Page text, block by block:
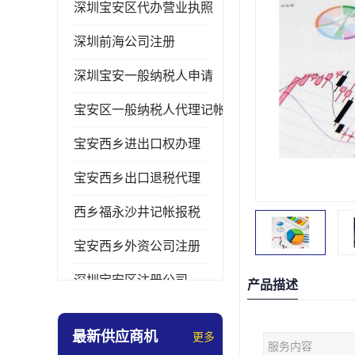
深圳宝安区代办营业执照
深圳前海公司注册
深圳宝安一般纳税人申请
宝安区一般纳税人代理记帐
宝安西乡进出口权办理
宝安西乡出口退税代理
西乡福永沙井记帐报税
宝安西乡外资公司注册
深圳宝安区注册公司
宝安西乡办理营业执照
最新供应商机 更多
产品描述
服务内容